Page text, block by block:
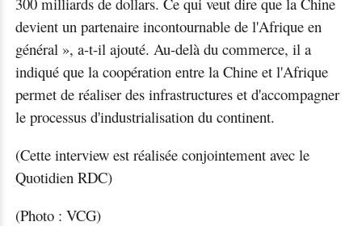
devient un partenaire incontournable de l'Afrique en
général », a-t-il ajouté. Au-delà du commerce, il a
indiqué que la coopération entre la Chine et l'Afrique
permet de réaliser des infrastructures et d'accompagner
le processus d'industrialisation du continent.
(Cette interview est réalisée conjointement avec le
Quotidien RDC)
(Photo : VCG)